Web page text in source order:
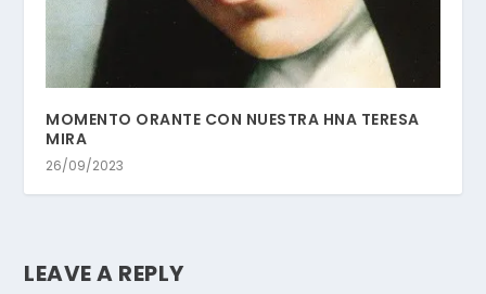
MOMENTO ORANTE CON NUESTRA HNA TERESA
MIRA
26/09/2023
LEAVE A REPLY